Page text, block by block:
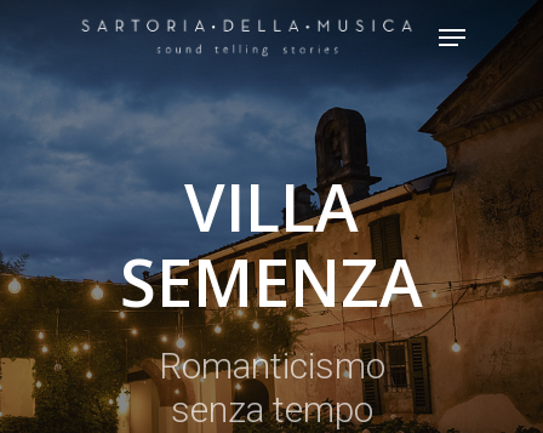
Hit enter to search or ESC to close
VILLA
SEMENZA
Romanticismo
senza tempo